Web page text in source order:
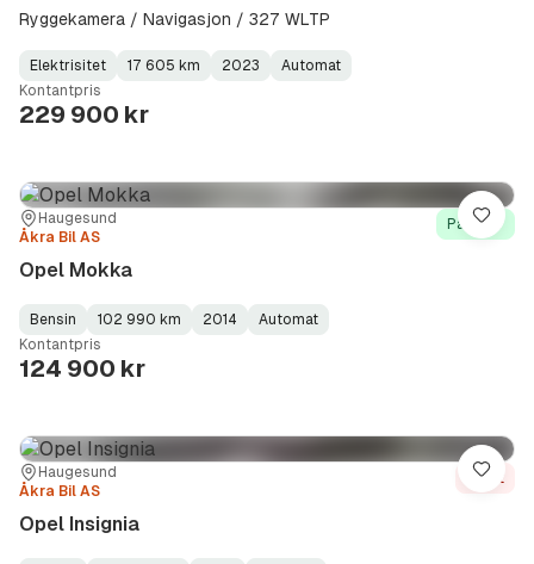
Ryggekamera / Navigasjon / 327 WLTP
Fuel
Type:
Elektrisitet
Kilometerstand:
17 605 km
Model
Year:
2023
Gearbox
Type:
Automat
Kontantpris
229 900 kr
Sted:Haugesund
Forhandler:
Åkra Bil AS
På lager
Opel Mokka
Fuel
Type:
Bensin
Kilometerstand :
102 990 km
Model
Year:
2014
Gearbox
Type:
Automat
Kontantpris
124 900 kr
Lagre
Sted:Haugesund
Forhandler:
Åkra Bil AS
Solgt
Opel Insignia
Lagre